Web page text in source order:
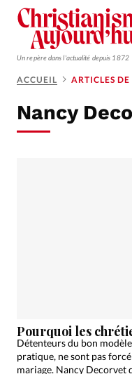
Un repère dans l'actualité depuis 1872
Monde
Devise:CHF
RUBRIQUES
ACCUEIL ARTICLES
Nancy
Pourquoi les
Détenteurs du bon
pratique, ne sont pas
mariage. Nancy Decorvet